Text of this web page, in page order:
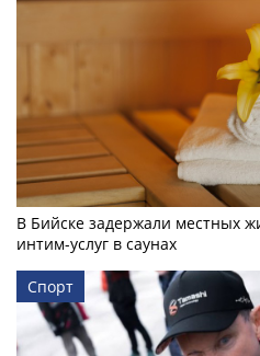
В Бийске задержали местных
интим-услуг в саунах
Спорт